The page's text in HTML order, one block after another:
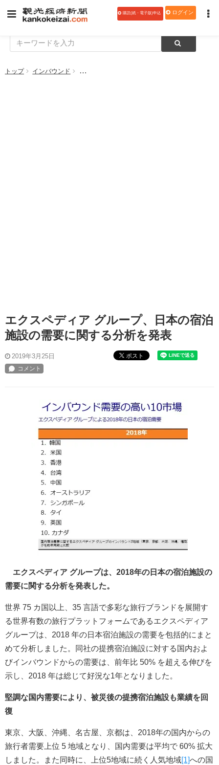
購読(紙・電子版)申込 ログイン
トップ インバウンド エクスペディア グループ、日本の宿泊施設の需
エクスペディア グループ、日本の宿泊
施設の需要に関する分析を発表
2019年3月25日 ポスト
エクスペディア グループは、2018年の日本の宿泊施設の
需要に関する分析を発表した。
世界 75 カ国以上、35 言語で多彩な旅行ブランドを展開す
る世界有数の旅行プラットフォームであるエクスペディア
グループは、2018 年の日本宿泊施設の需要を包括的にまと
めて分析しました。同社の提携宿泊施設に対する国内およ
びインバウンドからの需要は、前年比 50% を超える伸びを
示し、2018 年は総じて好況な1年となりました。
堅調な国内需要により、被災後の提携宿泊施設も業績を回
復
東京、大阪、沖縄、名古屋、京都は、2018年の国内からの
旅行者需要上位 5 地域となり、国内需要は平均で 60% 拡大
しました。また同時に、上位5地域に続く人気地域[1]への国